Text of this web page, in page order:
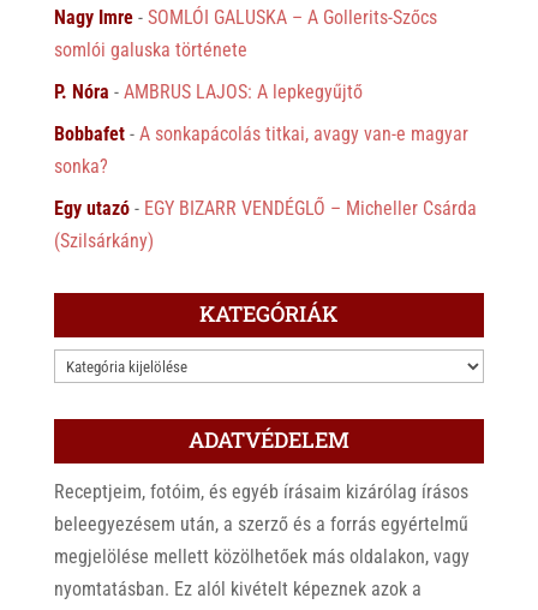
Nagy Imre- SOMLÓI GALUSKA – A Gollerits-Szőcs
somlói galuska története
P. Nóra - AMBRUS LAJOS: A lepkegyűjtő
Bobbafet- A sonkapácolás titkai, avagy van-e magyar
sonka?
Egy utazó- EGY BIZARR VENDÉGLŐ – Micheller Csárda
(Szilsárkány)
KATEGÓRIÁK
KATEGÓRIÁK
ADATVÉDELEM
Receptjeim, fotóim, és egyéb írásaim kizárólag írásos
beleegyezésem után, a szerző és a forrás egyértelmű
megjelölése mellett közölhetőek más oldalakon, vagy
nyomtatásban. Ez alól kivételt képeznek azok a